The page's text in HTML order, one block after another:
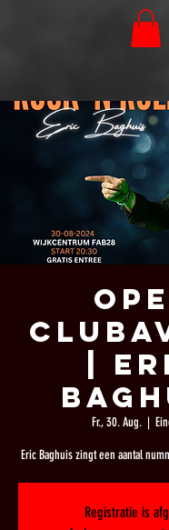
|
Fr., 30. Aug.
  |
Registratie is